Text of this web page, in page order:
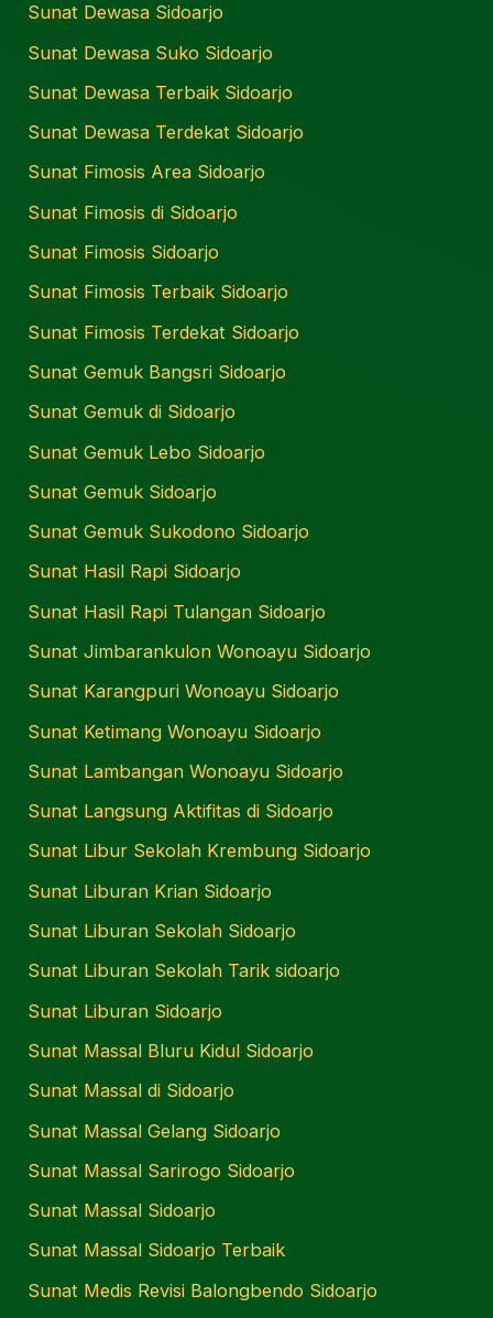
Sunat Dewasa Sidoarjo
Sunat Dewasa Suko Sidoarjo
Sunat Dewasa Terbaik Sidoarjo
Sunat Dewasa Terdekat Sidoarjo
Sunat Fimosis Area Sidoarjo
Sunat Fimosis di Sidoarjo
Sunat Fimosis Sidoarjo
Sunat Fimosis Terbaik Sidoarjo
Sunat Fimosis Terdekat Sidoarjo
Sunat Gemuk Bangsri Sidoarjo
Sunat Gemuk di Sidoarjo
Sunat Gemuk Lebo Sidoarjo
Sunat Gemuk Sidoarjo
Sunat Gemuk Sukodono Sidoarjo
Sunat Hasil Rapi Sidoarjo
Sunat Hasil Rapi Tulangan Sidoarjo
Sunat Jimbarankulon Wonoayu Sidoarjo
Sunat Karangpuri Wonoayu Sidoarjo
Sunat Ketimang Wonoayu Sidoarjo
Sunat Lambangan Wonoayu Sidoarjo
Sunat Langsung Aktifitas di Sidoarjo
Sunat Libur Sekolah Krembung Sidoarjo
Sunat Liburan Krian Sidoarjo
Sunat Liburan Sekolah Sidoarjo
Sunat Liburan Sekolah Tarik sidoarjo
Sunat Liburan Sidoarjo
Sunat Massal Bluru Kidul Sidoarjo
Sunat Massal di Sidoarjo
Sunat Massal Gelang Sidoarjo
Sunat Massal Sarirogo Sidoarjo
Sunat Massal Sidoarjo
Sunat Massal Sidoarjo Terbaik
Sunat Medis Revisi Balongbendo Sidoarjo